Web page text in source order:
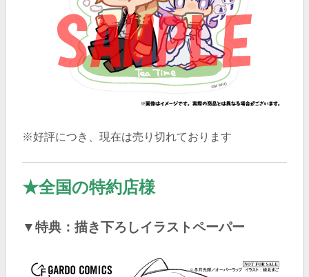
※好評につき、現在は売り切れております
★全国の特約店様
▼特典：描き下ろしイラストペーパー